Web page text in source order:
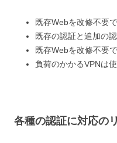
既存Webを改修不要
既存の認証と追加の
既存Webを改修不要
負荷のかかるVPNは
各種の認証に対応の